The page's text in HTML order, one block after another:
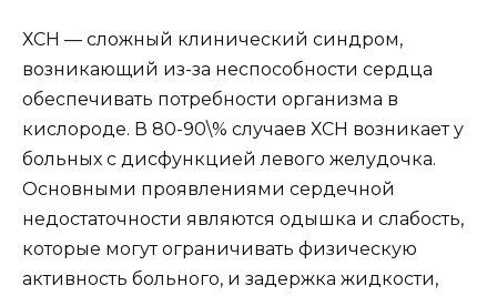
ХСН — сложный клинический синдром,
возникающий из-за неспособности сердца
обеспечивать потребности организма в
кислороде. В 80-90\% случаев ХСН возникает у
больных с дисфункцией левого желудочка.
Основными проявлениями сердечной
недостаточности являются одышка и слабость,
которые могут ограничивать физическую
активность больного, и задержка жидкости,